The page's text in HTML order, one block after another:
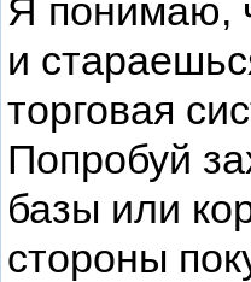
Я понимаю,
и
торговая
Попробуй
базы или
стороны